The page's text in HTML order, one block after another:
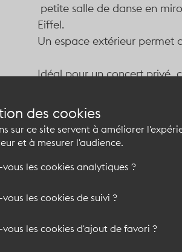
petite salle de danse en
Eiffel.
Un espace extérieur permet
Idéal pour un concert privé,
Capacité du lieu
30 pers en board
des cookies
sur ce site servent à améliorer
et à mesurer l'audience.
les cookies analytiques ?
les cookies de suivi ?
les cookies d'ajout de favori ?